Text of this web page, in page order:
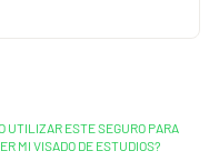
UTILIZAR ESTE SEGURO PARA
MI VISADO DE ESTUDIOS?